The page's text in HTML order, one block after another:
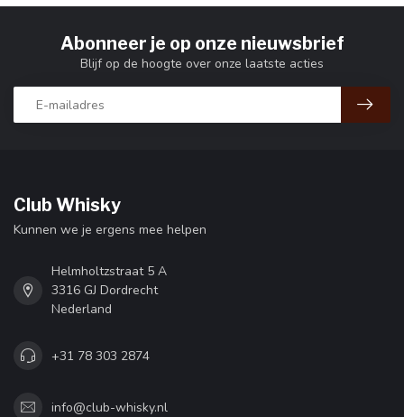
Abonneer je op onze nieuwsbrief
Blijf op de hoogte over onze laatste acties
Club Whisky
Kunnen we je ergens mee helpen
Helmholtzstraat 5 A
3316 GJ Dordrecht
Nederland
+31 78 303 2874
info@club-whisky.nl